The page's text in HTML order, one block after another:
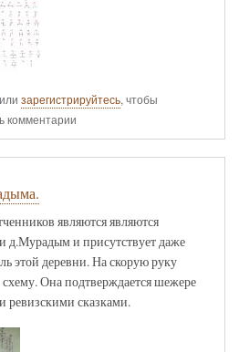
или зарегистрируйтесь, чтобы
комментарии
являются являются
д.Мурадым и присутствует даже
этой деревни. На скорую руку
схему. Она подтверждается шежере
ревизскими сказками.